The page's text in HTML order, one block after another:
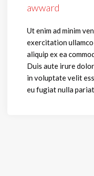
awward
Ut enim ad minim
exercitation
aliquip ex ea
Duis aute irure
in voluptate velit
eu fugiat nulla